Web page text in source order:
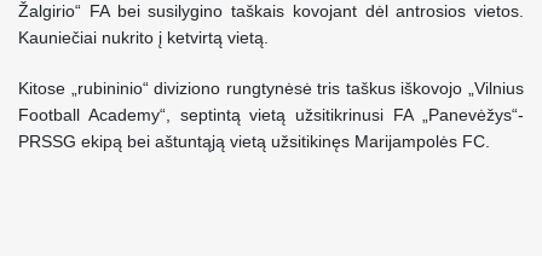
Žalgirio“ FA bei susilygino taškais kovojant dėl antrosios vietos.
Kauniečiai nukrito į ketvirtą vietą.
Kitose „rubininio“ diviziono rungtynėsė tris taškus iškovojo „Vilnius
Football Academy“, septintą vietą užsitikrinusi FA „Panevėžys“-
PRSSG ekipą bei aštuntąją vietą užsitikinęs Marijampolės FC.